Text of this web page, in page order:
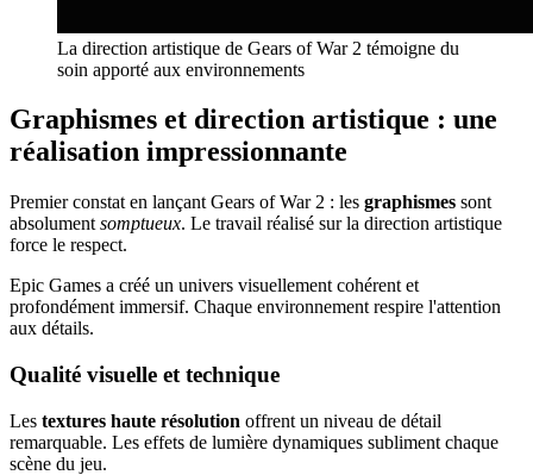
La direction artistique de Gears of War 2 témoigne du
soin apporté aux environnements
Graphismes et direction artistique : une
réalisation impressionnante
Premier constat en lançant Gears of War 2 : les graphismes sont
absolument somptueux. Le travail réalisé sur la direction artistique
force le respect.
Epic Games a créé un univers visuellement cohérent et
profondément immersif. Chaque environnement respire l'attention
aux détails.
Qualité visuelle et technique
Les textures haute résolution offrent un niveau de détail
remarquable. Les effets de lumière dynamiques subliment chaque
scène du jeu.